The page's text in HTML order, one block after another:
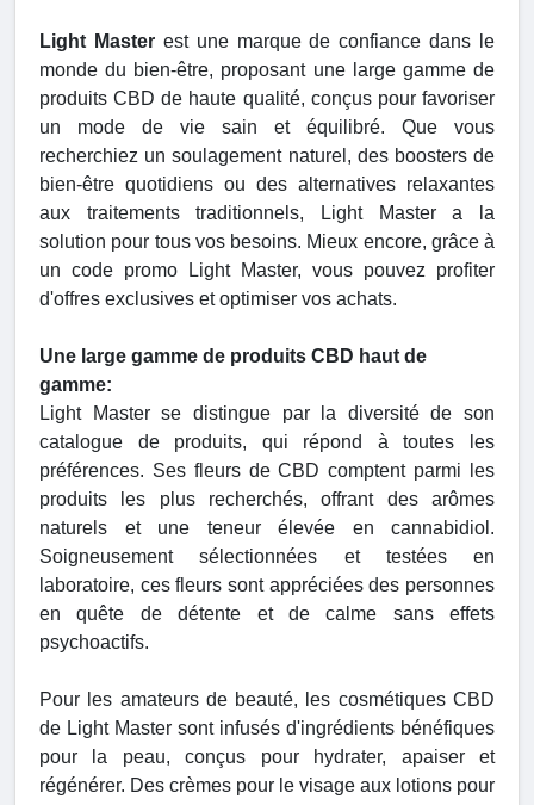
Light Master est une marque de confiance dans le
monde du bien-être, proposant une large gamme de
produits CBD de haute qualité, conçus pour favoriser
un mode de vie sain et équilibré. Que vous
recherchiez un soulagement naturel, des boosters de
bien-être quotidiens ou des alternatives relaxantes
aux traitements traditionnels, Light Master a la
solution pour tous vos besoins. Mieux encore, grâce à
un code promo Light Master, vous pouvez profiter
d'offres exclusives et optimiser vos achats.
Une large gamme de produits CBD haut de
gamme:
Light Master se distingue par la diversité de son
catalogue de produits, qui répond à toutes les
préférences. Ses fleurs de CBD comptent parmi les
produits les plus recherchés, offrant des arômes
naturels et une teneur élevée en cannabidiol.
Soigneusement sélectionnées et testées en
laboratoire, ces fleurs sont appréciées des personnes
en quête de détente et de calme sans effets
psychoactifs.
Pour les amateurs de beauté, les cosmétiques CBD
de Light Master sont infusés d'ingrédients bénéfiques
pour la peau, conçus pour hydrater, apaiser et
régénérer. Des crèmes pour le visage aux lotions pour